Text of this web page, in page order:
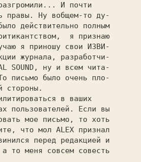
И почти
правы. Ну вобщем-то ду-
действительно полным
я признаю
я приношу свои ИЗВИ-
журнала, разработчи-
SOUND, ну и всем чита-
письмо было очень пло-
стороны.
в ваших
пользователей. Если вы
мое письмо, то хоть
что мол ALEX признал
перед редакцией и
то меня совсем совесть